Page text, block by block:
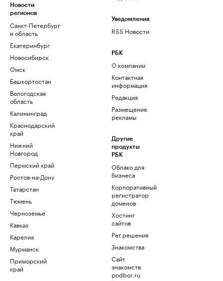
Новости
регионов
Санкт-Петербург
и область
Екатеринбург
Новосибирск
Омск
Башкортостан
Вологодская
область
Калининград
Краснодарский
край
Нижний
Новгород
Пермский край
Ростов-на-Дону
Татарстан
Тюмень
Черноземье
Кавказ
Карелия
Мурманск
Приморский
край
Уведомления
RSS Новости
РБК
О компании
Контактная
информация
Редакция
Размещение
рекламы
Другие
продукты
РБК
Облако для
бизнеса
Корпоративный
регистратор
доменов
Хостинг
сайтов
Рег.решения
Знакомства
Сайт
знакомств
podbor.ru